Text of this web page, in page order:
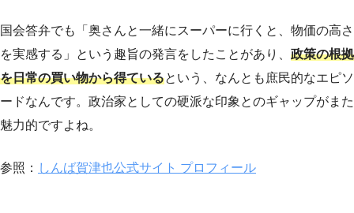
国会答弁でも「奥さんと一緒にスーパーに行くと、物価の高さ
を実感する」という趣旨の発言をしたことがあり、 政策の根拠
を日常の買い物から得ているという、なんとも庶民的なエピソ
ードなんです。政治家としての硬派な印象とのギャップがまた
魅力的ですよね。
参照： しんば賀津也公式サイト プロフィール